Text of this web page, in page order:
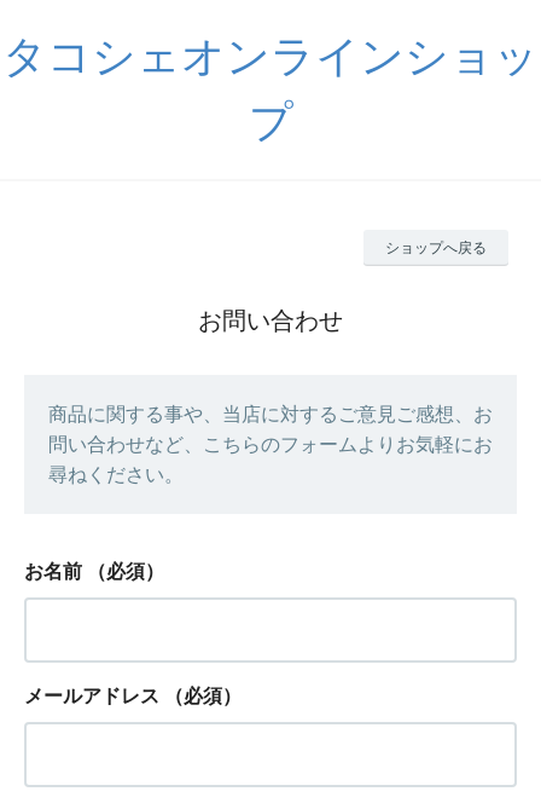
タコシェオンラインショッ
プ
ショップへ戻る
お問い合わせ
商品に関する事や、当店に対するご意見ご感想、お
問い合わせなど、こちらのフォームよりお気軽にお
尋ねください。
お名前 （必須）
メールアドレス （必須）